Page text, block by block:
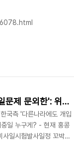
손학규,'김승규, 일심회간첩단 수사로 밀려나'-'이재정은 통일문제 문외한': 위키리크스 한국전문
국측 '다른나라에도 개입
일 누구게? - 현재 홍콩
일시험발사일정 꼬박꼬